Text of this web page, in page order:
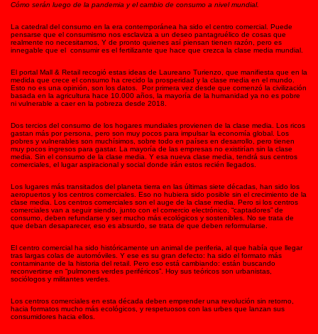
Cómo serán luego de la pandemia y el cambio de consumo a nivel mundial.
La catedral del consumo en la era contemporánea ha sido el centro comercial. Puede
pensarse que el consumismo nos esclaviza a un deseo pantagruélico de cosas que
realmente no necesitamos, Y de pronto quienes así piensan tienen razón, pero es
innegable que el consumir es el fertilizante que hace que crezca la clase media mundial.
El portal Mall & Retail recogió estas ideas de Laureano Turienzo, que manifiesta que en la
medida que crece el consumo ha crecido la prosperidad y la clase media en el mundo.
Esto no es una opinión, son los datos. Por primera vez desde que comenzó la civilización
basada en la agricultura hace 10.000 años, la mayoría de la humanidad ya no es pobre
ni vulnerable a caer en la pobreza desde 2018.
Dos tercios del consumo de los hogares mundiales provienen de la clase media. Los ricos
gastan más por persona, pero son muy pocos para impulsar la economía global. Los
pobres y vulnerables son muchísimos, sobre todo en países en desarrollo, pero tienen
muy pocos ingresos para gastar. La mayoría de las empresas no existirían sin la clase
media. Sin el consumo de la clase media. Y esa nueva clase media, tendrá sus centros
comerciales, el lugar aspiracional y social donde irán estos recién llegados.
Los lugares más transitados del planeta tierra en las últimas siete décadas, han sido los
aeropuertos y los centros comerciales. Eso no hubiera sido posible sin el crecimiento de la
clase media. Los centros comerciales son el auge de la clase media. Pero si los centros
comerciales van a seguir siendo, junto con el comercio electrónico, “captadores” de
consumo, deben refundarse y ser mucho más ecológicos y sostenibles. No se trata de
que deban desaparecer, eso es absurdo, se trata de que deben reformularse.
El centro comercial ha sido históricamente un animal de periferia, al que había que llegar
tras largas colas de automóviles. Y ese es su gran defecto: ha sido el formato más
contaminante de la historia del retail. Pero eso está cambiando: están buscando
reconvertirse en “pulmones verdes periféricos”. Hoy sus teóricos son urbanistas,
sociólogos y militantes verdes.
Los centros comerciales en esta década deben emprender una revolución sin retorno,
hacia formatos mucho más ecológicos, y respetuosos con las urbes que lanzan sus
consumidores hacia ellos.